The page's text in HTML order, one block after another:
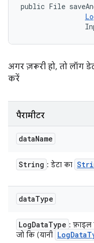
public File
अगर ज़रूरी हो, तो लॉग
करें
पैरामीटर
dataName
String : डेटा का
dataType
LogDataType : फ़ाइल
जो कि (यानी LogData